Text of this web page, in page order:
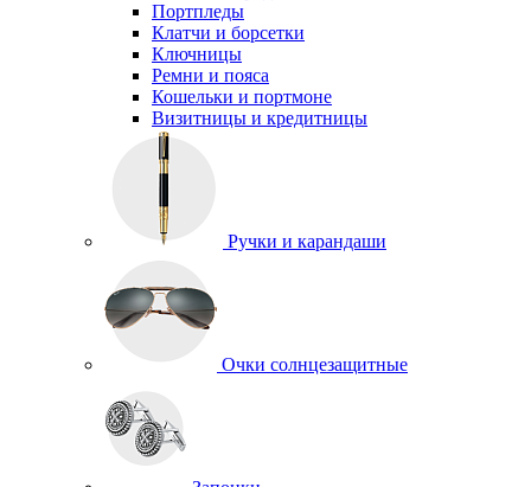
Портпледы
Клатчи и борсетки
Ключницы
Ремни и пояса
Кошельки и портмоне
Визитницы и кредитницы
Ручки и карандаши
Очки солнцезащитные